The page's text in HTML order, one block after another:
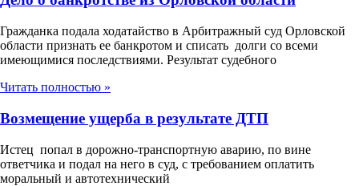
Гражданка подала ходатайство в Арбитражный суд Орловской
области признать ее банкротом и списать долги со всеми
имеющимися последствиями. Результат судебного
Читать полностью »
Возмещение ущерба в результате ДТП
Истец попал в дорожно-транспортную аварию, по вине
ответчика и подал на него в суд, с требованием оплатить
моральный и автотехнический